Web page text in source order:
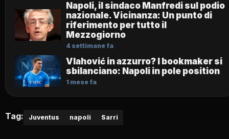
Napoli, il sindaco Manfredi sul podio
nazionale. Vicinanza: Un punto di
riferimento per tutto il
Mezzogiorno
4 settimane fa
Vlahović in azzurro? I bookmaker si
sbilanciano: Napoli in pole position
1 mese fa
Tag: Juventus napoli Sarri